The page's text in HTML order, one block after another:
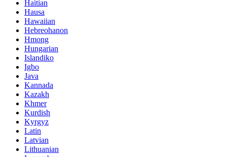
Haitian
Hausa
Hawaiian
Hebreohanon
Hmong
Hungarian
Islandiko
Igbo
Java
Kannada
Kazakh
Khmer
Kurdish
Kyrgyz
Latin
Latvian
Lithuanian